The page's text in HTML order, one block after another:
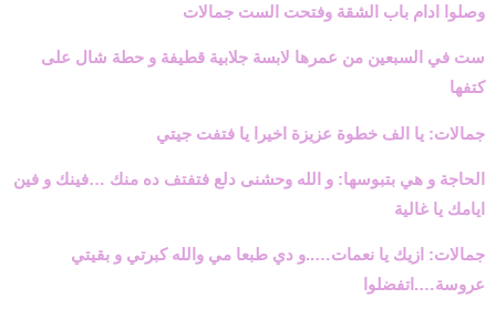
وصلوا ادام باب الشقة وفتحت الست جمالات
ست في السبعين من عمرها لابسة جلابية قطيفة و حطة شال على
كتفها
جمالات: يا الف خطوة عزيزة اخيرا يا فتفت جيتي
الحاجة و هي بتبوسها: و الله وحشنى دلع فتفتف ده منك …فينك و فين
ايامك يا غالية
جمالات: ازيك يا نعمات…..و دي طبعا مي والله كبرتي و بقيتي
عروسة….اتفضلوا